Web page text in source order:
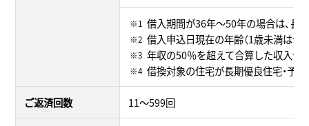
借入期間が36年～50年の場合は、長
借入申込日現在の年齢（1歳未満は切
年収の50％を超えて合算した収入合
借換対象の住宅が長期優良住宅・予
ご返済回数 11～599回